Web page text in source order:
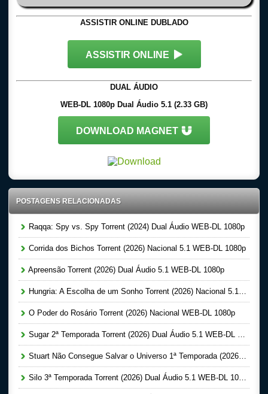
ASSISTIR ONLINE DUBLADO
ASSISTIR ONLINE
DUAL ÁUDIO
WEB-DL 1080p Dual Áudio 5.1 (2.33 GB)
DOWNLOAD MAGNET
POSTAGENS RELACIONADAS
Raqqa: Spy vs. Spy Torrent (2024) Dual Áudio WEB-DL 1080p
Corrida dos Bichos Torrent (2026) Nacional 5.1 WEB-DL 1080p
Apreensão Torrent (2026) Dual Áudio 5.1 WEB-DL 1080p
Hungria: A Escolha de um Sonho Torrent (2026) Nacional 5.1 WEB-DL 1080p
O Poder do Rosário Torrent (2026) Nacional WEB-DL 1080p
Sugar 2ª Temporada Torrent (2026) Dual Áudio 5.1 WEB-DL 1080p
Stuart Não Consegue Salvar o Universo 1ª Temporada (2026) Dual Áudio 5.1 WEB-DL 1080p
Silo 3ª Temporada Torrent (2026) Dual Áudio 5.1 WEB-DL 1080p